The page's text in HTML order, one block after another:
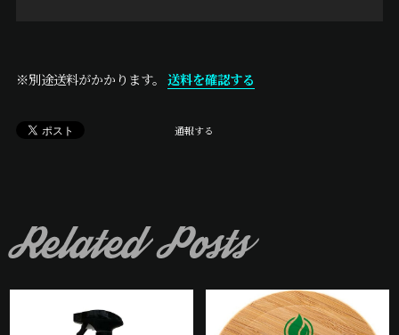
※別途送料がかかります。 送料を確認する
通報する